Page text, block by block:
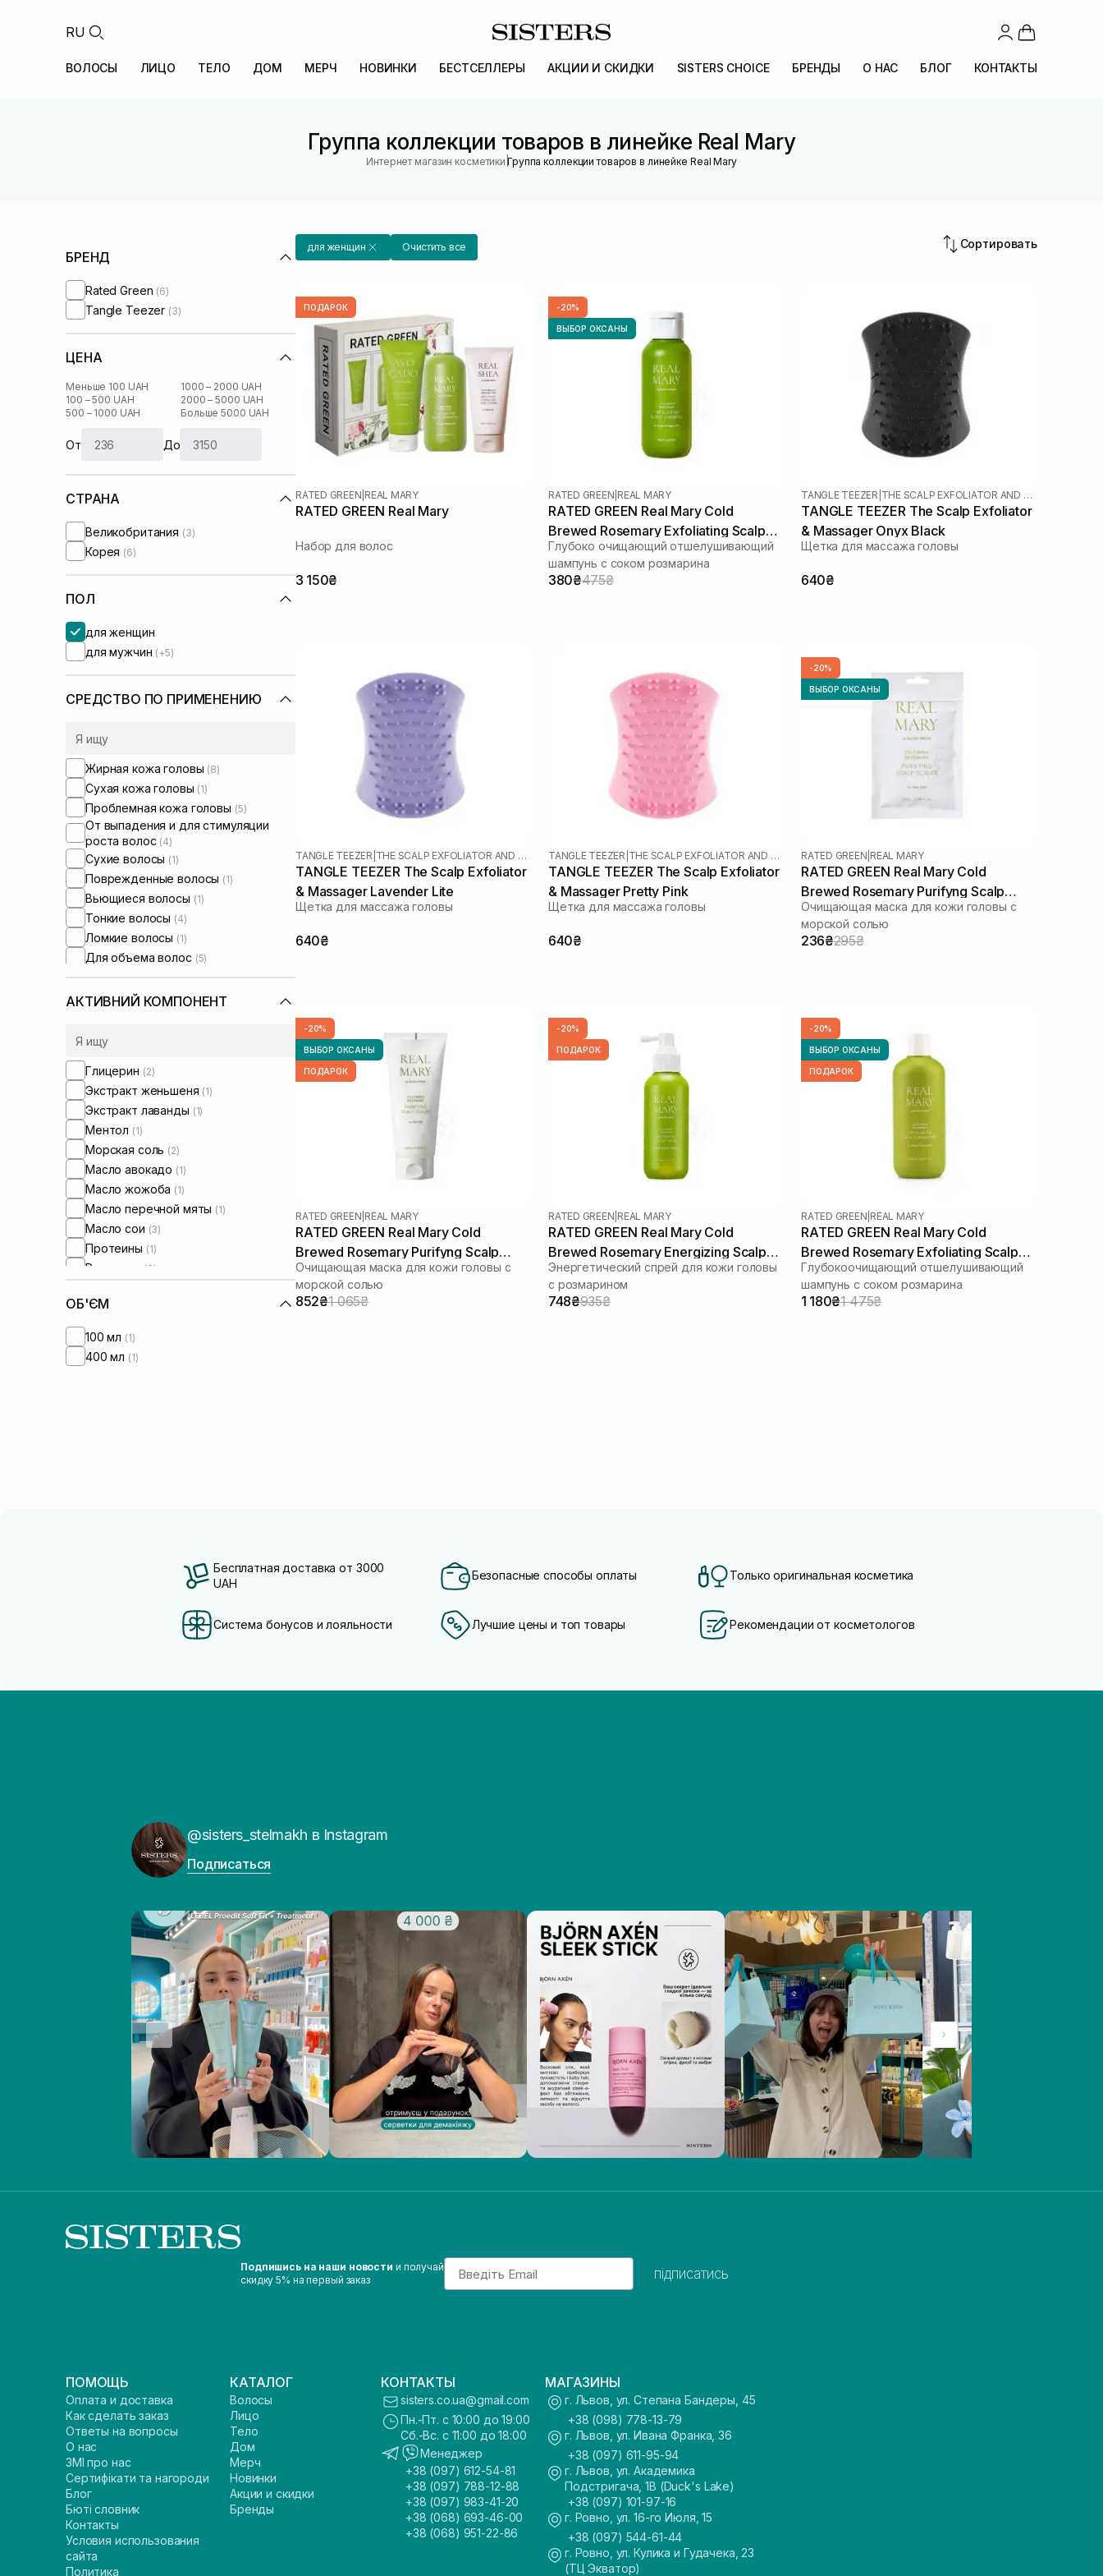
RU
ВОЛОСЫ ЛИЦО ТЕЛО ДОМ МЕРЧ НОВИНКИ БЕСТСЕЛЛЕРЫ АКЦИИ И СКИДКИ SISTERS CHOICE БРЕНДЫ О НАС БЛОГ КОНТАКТЫ
Группа коллекции товаров в линейке Real Mary
Интернет магазин косметики |Группа коллекции товаров в линейке Real Mary
БРЕНД
Rated Green (6)
Tangle Teezer (3)
ЦЕНА
Меньше 100 UAH
100 – 500 UAH
500 – 1000 UAH
1000 – 2000 UAH
2000 – 5000 UAH
Больше 5000 UAH
От До
СТРАНА
Великобритания (3)
Корея (6)
ПОЛ
для женщин
для мужчин (+5)
СРЕДСТВО ПО ПРИМЕНЕНИЮ
Жирная кожа головы (8)
Сухая кожа головы (1)
Проблемная кожа головы (5)
От выпадения и для стимуляции
роста волос (4)
Сухие волосы (1)
Поврежденные волосы (1)
Вьющиеся волосы (1)
Тонкие волосы (4)
Ломкие волосы (1)
Для объема волос (5)
Для глубокой очистки(2)
АКТИВНИЙ КОМПОНЕНТ
Глицерин (2)
Экстракт женьшеня (1)
Экстракт лаванды (1)
Ментол (1)
Морская соль (2)
Масло авокадо (1)
Масло жожоба (1)
Масло перечной мяты (1)
Масло сои (3)
Протеины (1)
Розмарин (6)
ОБ'ЄМ
100 мл (1)
400 мл (1)
для женщин Очистить все Сортировать
ПОДАРОК
RATED GREEN REAL MARY
RATED GREEN Real Mary
Набор для волос
3 150₴
-20%
ВЫБОР ОКСАНЫ
RATED GREEN REAL MARY
RATED GREEN Real Mary Cold
Brewed Rosemary Exfoliating Scalp
Shampoo 100 мл
Глубоко очищающий отшелушивающий
шампунь с соком розмарина
380₴475₴
TANGLE TEEZER THE SCALP EXFOLIATOR AND MASSAGER
TANGLE TEEZER The Scalp Exfoliator
& Massager Onyx Black
Щетка для массажа головы
640₴
TANGLE TEEZER THE SCALP EXFOLIATOR AND MASSAGER
TANGLE TEEZER The Scalp Exfoliator
& Massager Lavender Lite
Щетка для массажа головы
640₴
TANGLE TEEZER THE SCALP EXFOLIATOR AND MASSAGER
TANGLE TEEZER The Scalp Exfoliator
& Massager Pretty Pink
Щетка для массажа головы
640₴
-20%
ВЫБОР ОКСАНЫ
RATED GREEN REAL MARY
RATED GREEN Real Mary Cold
Brewed Rosemary Purifyng Scalp
Scaler 50 мл
Очищающая маска для кожи головы с
морской солью
236₴295₴
-20%
ВЫБОР ОКСАНЫ
ПОДАРОК
RATED GREEN REAL MARY
RATED GREEN Real Mary Cold
Brewed Rosemary Purifyng Scalp
Scaler 200 мл
Очищающая маска для кожи головы с
морской солью
852₴1 065₴
-20%
ПОДАРОК
RATED GREEN REAL MARY
RATED GREEN Real Mary Cold
Brewed Rosemary Energizing Scalp
Spray 120 мл
Энергетический спрей для кожи головы
с розмарином
748₴935₴
-20%
ВЫБОР ОКСАНЫ
ПОДАРОК
RATED GREEN REAL MARY
RATED GREEN Real Mary Cold
Brewed Rosemary Exfoliating Scalp
Shampoo 400 ml
Глубокоочищающий отшелушивающий
шампунь с соком розмарина
1 180₴1 475₴
Бесплатная доставка от 3000
UAH
Безопасные способы оплаты Только оригинальная косметика
Система бонусов и лояльности Лучшие цены и топ товары Рекомендации от косметологов
@sisters_stelmakh в Instagram
Подписаться
Подпишись на наши новости и получай
скидку 5% на первый заказ
Email
підписатись
ПОМОЩЬ
Оплата и доставка
Как сделать заказ
Ответы на вопросы
О нас
ЗМІ про нас
Сертифікати та нагороди
Блог
Бюті словник
Контакты
Условия использования
сайта
Политика
КАТАЛОГ
Волосы
Лицо
Тело
Дом
Мерч
Новинки
Акции и скидки
Бренды
КОНТАКТЫ
sisters.co.ua@gmail.com
Пн.-Пт. с 10:00 до 19:00
Сб.-Вс. с 11:00 до 18:00
Менеджер
+38 (097) 612-54-81
+38 (097) 788-12-88
+38 (097) 983-41-20
+38 (068) 693-46-00
+38 (068) 951-22-86
МАГАЗИНЫ
г. Львов, ул. Степана Бандеры, 45
+38 (098) 778-13-79
г. Львов, ул. Ивана Франка, 36
+38 (097) 611-95-94
г. Львов, ул. Академика
Подстригача, 1В (Duck's Lake)
+38 (097) 101-97-16
г. Ровно, ул. 16-го Июля, 15
+38 (097) 544-61-44
г. Ровно, ул. Кулика и Гудачека, 23
(ТЦ Экватор)